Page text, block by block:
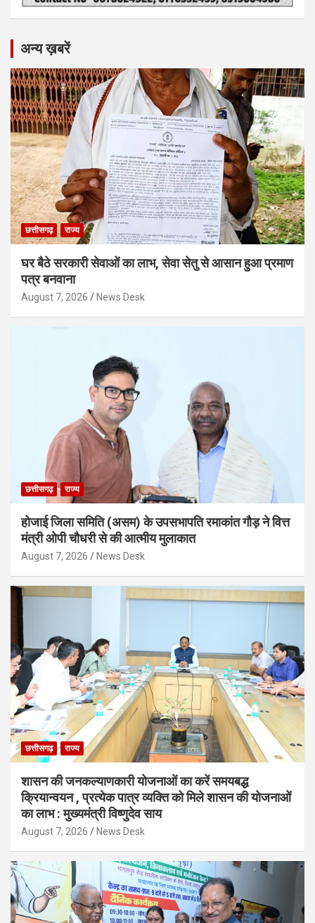
अन्य ख़बरें
छत्तीसगढ़ राज्य
घर बैठे सरकारी सेवाओं का लाभ, सेवा सेतु से आसान हुआ प्रमाण
पत्र बनवाना
August 7, 2026 News Desk
छत्तीसगढ़ राज्य
होजाई जिला समिति (असम) के उपसभापति रमाकांत गौड़ ने वित्त
मंत्री ओपी चौधरी से की आत्मीय मुलाकात
August 7, 2026 News Desk
छत्तीसगढ़ राज्य
शासन की जनकल्याणकारी योजनाओं का करें समयबद्ध
क्रियान्वयन , प्रत्येक पात्र व्यक्ति को मिले शासन की योजनाओं
का लाभ : मुख्यमंत्री विष्णुदेव साय
August 7, 2026 News Desk